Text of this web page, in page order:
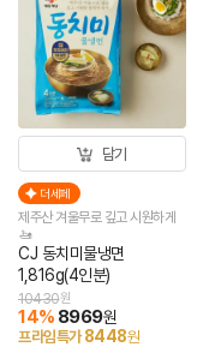
담기
더세페
제주산 겨울무로 깊고 시원하게
🚤
CJ 동치미물냉면
1,816g(4인분)
14% 8969원
10430원
프라임특가 8448원